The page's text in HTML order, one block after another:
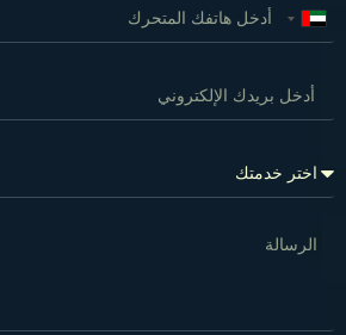
United
Emirates
+971